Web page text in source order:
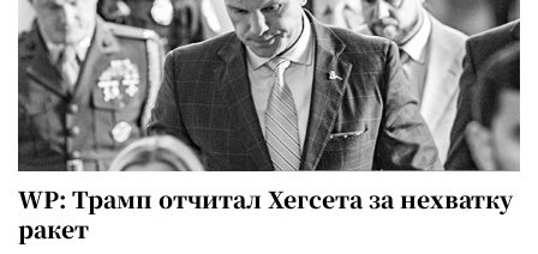
WP: Трамп отчитал Хегсета за нехватку
ракет